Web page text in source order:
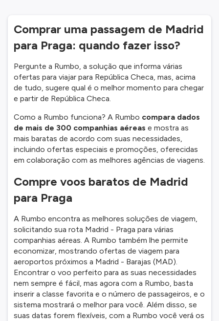
Comprar uma passagem de Madrid
para Praga: quando fazer isso?
Pergunte a Rumbo, a solução que informa várias
ofertas para viajar para República Checa, mas, acima
de tudo, sugere qual é o melhor momento para chegar
e partir de República Checa.
Como a Rumbo funciona? A Rumbo compara dados
de mais de 300 companhias aéreas e mostra as
mais baratas de acordo com suas necessidades,
incluindo ofertas especiais e promoções, oferecidas
em colaboração com as melhores agências de viagens.
Compre voos baratos de Madrid
para Praga
A Rumbo encontra as melhores soluções de viagem,
solicitando sua rota Madrid - Praga para várias
companhias aéreas. A Rumbo também lhe permite
economizar, mostrando ofertas de viagem para
aeroportos próximos a Madrid - Barajas (MAD).
Encontrar o voo perfeito para as suas necessidades
nem sempre é fácil, mas agora com a Rumbo, basta
inserir a classe favorita e o número de passageiros, e o
sistema mostrará o melhor para você. Além disso, se
suas datas forem flexíveis, com a Rumbo você verá os